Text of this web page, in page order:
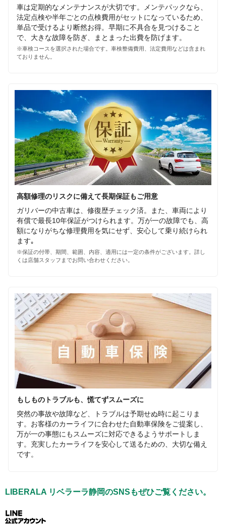
車は定期的なメンテナンスが大切です。メンテパックなら、
法定点検や半年ごとの点検費用がセットになっているため、
単品で受けるより断然お得。早期に不具合を見つけること
で、大きな故障を防ぎ、まとまった出費を防げます。
※車検コースを選択された場合です。車検整備費用、法定費用などは含まれ
ておりません。
高額修理のリスクに備えて長期保証もご用意
ガリバーの中古車は、修復歴チェック済。また、車両により
有償で最長10年保証がつけられます。万が一の故障でも、高
額になりがちな修理費用を気にせず、安心して乗り続けられ
ます｡
※保証の付帯、期間、範囲、内容、適用には一定の条件がございます。詳し
くは店舗スタッフまでお問い合わせください。
もしものトラブルも、慌てずスムーズに
突然の事故や故障など、トラブルは予期せぬ時に起こりま
す。お客様のカーライフに合わせた自動車保険をご提案し、
万が一の事態にもスムーズに対応できるようサポートしま
す。充実したカーライフを安心して送るための、大切な備え
です。
LIBERALA リベラーラ静岡のSNSもぜひご覧ください。